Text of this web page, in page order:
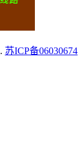
. 苏ICP备06030674